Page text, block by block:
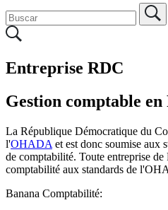
Entreprise RDC
Gestion comptable en
La République Démocratique du
l'OHADA et est donc soumise aux
de comptabilité. Toute entreprise
comptabilité aux standards de
Banana Comptabilité: